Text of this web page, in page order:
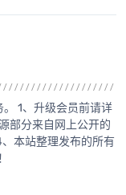
1、升级会员前请详
部分来自网上公开的
本站整理发布的所有